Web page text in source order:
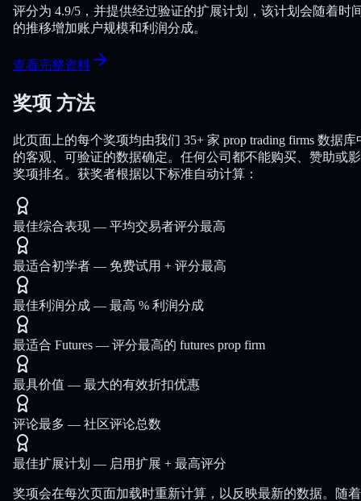
评分为 4.9/5，并提供经过验证的扩展计划，该计划会随着时
的推移增加账户规模和利润分成。
查看完整资料
奖项 方法
此页面上的每个奖项均由我们 35+ 家 prop trading firms 数据库
的客观、可验证的数据确定。任何公司都不能购买、赞助或
奖项排名。获奖者根据以下标准自动计算：
最佳综合表现 — 平均交易者评分最高
最适合初学者 — 免费试用 + 评分最高
最佳利润分成 — 最高 % 利润分成
最适合 Futures — 评分最高的 futures prop firm
最具价值 — 最大的有效折扣优惠
评论最多 — 社区评论总数
最佳扩展计划 — 启用扩展 + 最高评分
奖项会在每次页面加载时重新计算，以反映最新的数据。随